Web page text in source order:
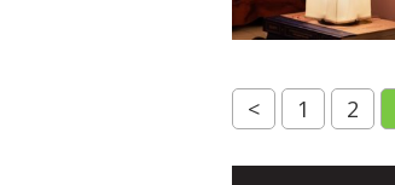
< 1 2